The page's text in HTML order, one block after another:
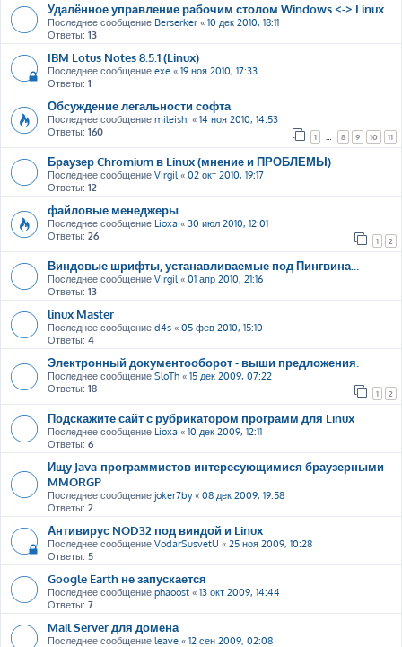
Удалённое управление рабочим столом Windows <-> Linux
Последнее сообщение Berserker « 10 дек 2010, 18:11
Ответы: 13
IBM Lotus Notes 8.5.1 (Linux)
Последнее сообщение exe « 19 ноя 2010, 17:33
Ответы: 1
Обсуждение легальности софта
Последнее сообщение mileishi « 14 ноя 2010, 14:53
Ответы: 160 1 8 9 10 11
Браузер Chromium в Linux (мнение и ПРОБЛЕМЫ)
Последнее сообщение Virgil« 02 окт 2010, 19:17
Ответы: 12
файловые менеджеры
Последнее сообщение Lioxa « 30 июл 2010, 12:01
Ответы: 26 1 2
Виндовые шрифты, устанавливаемые под Пингвина...
Последнее сообщение Virgil« 01 апр 2010, 21:16
Ответы: 13
linux Master
Последнее сообщение d4s « 05 фев 2010, 15:10
Ответы: 4
Электронный документооборот - выши предложения.
Последнее сообщение SloTh « 15 дек 2009, 07:22
Ответы: 18 1 2
Подскажите сайт с рубрикатором программ для Linux
Последнее сообщение Lioxa « 10 дек 2009, 12:11
Ответы: 6
Ищу Java-программистов интересующимися браузерными
MMORGP
Последнее сообщение joker7by« 08 дек 2009, 19:58
Ответы: 2
Антивирус NOD32 под виндой и Linux
Последнее сообщение VodarSusvetU « 25 ноя 2009, 10:28
Ответы: 5
Google Earth не запускается
Последнее сообщение phaoost « 13 окт 2009, 14:44
Ответы: 7
Mail Server для домена
Последнее сообщение leave « 12 сен 2009, 02:08